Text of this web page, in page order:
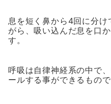
息を短く鼻から4回に分け
がら、吸い込んだ息を口
す。
呼吸は自律神経系の中で
ールする事ができるもので